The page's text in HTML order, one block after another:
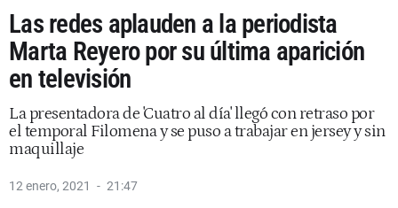
Las redes aplauden a la periodista
Marta Reyero por su última aparición
en televisión
La presentadora de 'Cuatro al día' llegó con retraso por
el temporal Filomena y se puso a trabajar en jersey y sin
maquillaje
12 enero, 2021 21:47